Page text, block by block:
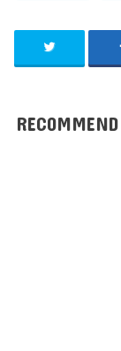
RECOMMEND